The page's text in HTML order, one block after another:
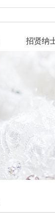
招贤纳